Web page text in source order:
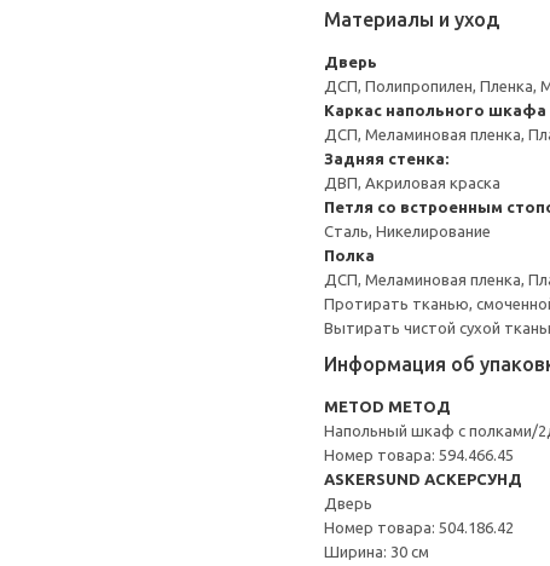
Материалы и уход
Дверь
ДСП, Полипропилен, Пленка,
Каркас напольного шкафа
ДСП, Меламиновая пленка,
Задняя стенка:
ДВП, Акриловая краска
Петля со встроенным
Сталь, Никелирование
Полка
ДСП, Меламиновая пленка,
Протирать тканью,
Вытирать чистой сухой
Информация об
METOD МЕТОД
Напольный шкаф с полками/
Номер товара: 594.466.45
ASKERSUND АСКЕРСУНД
Дверь
Номер товара: 504.186.42
Ширина: 30 см